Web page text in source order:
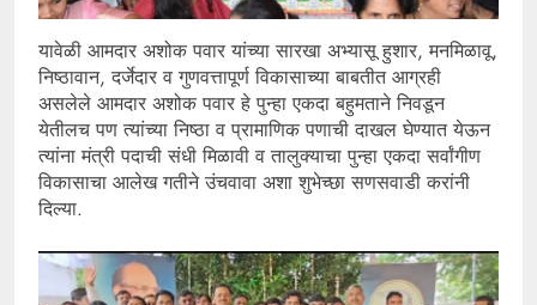
यावेळी आमदार अशोक पवार यांच्या सारखा अभ्यासू हुशार, मनमिळावू,
निष्ठावान, दर्जेदार व गुणवत्तापूर्ण विकासाच्या बाबतीत आग्रही
असलेले आमदार अशोक पवार हे पुन्हा एकदा बहुमताने निवडून
येतीलच पण त्यांच्या निष्ठा व प्रामाणिक पणाची दाखल घेण्यात येऊन
त्यांना मंत्री पदाची संधी मिळावी व तालुक्याचा पुन्हा एकदा सर्वांगीण
विकासाचा आलेख गतीने उंचवावा अशा शुभेच्छा सणसवाडी करांनी
दिल्या.